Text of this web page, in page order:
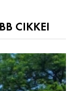
CIKKEI